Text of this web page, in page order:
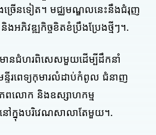
ច្រើនទៀត។ មជ្ឈមណ្ឌលនេះនឹងជំរុញ
ងអភិវឌ្ឍកិច្ចខិតខំប្រឹងប្រែងថ្មីៗ។.
ានជំហរពិសេសមួយដើម្បីដឹកនាំ
ន្ទីរពេទ្យកុមារលំដាប់កំពូល ជំនាញ
ភពលោក និងឧស្សាហកម្ម
ៅក្នុងបរិវេណសាលាតែមួយ។.